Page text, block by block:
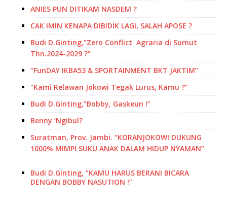
ANIES PUN DITIKAM NASDEM ?
CAK IMIN KENAPA DIBIDIK LAGI, SALAH APOSE ?
Budi D.Ginting,”Zero Conflict Agraria di Sumut
Thn.2024-2029 ?”
“FunDAY IKBA53 & SPORTAINMENT BKT JAKTIM”
“Kami Relawan Jokowi Tegak Lurus, Kamu ?”
Budi D.Ginting,”Bobby, Gaskeun !”
Benny ‘Ngibul?
Suratman, Prov. Jambi. “KORANJOKOWI DUKUNG
1000% MIMPI SUKU ANAK DALAM HIDUP NYAMAN”
Budi D.Ginting, “KAMU HARUS BERANI BICARA
DENGAN BOBBY NASUTION !”